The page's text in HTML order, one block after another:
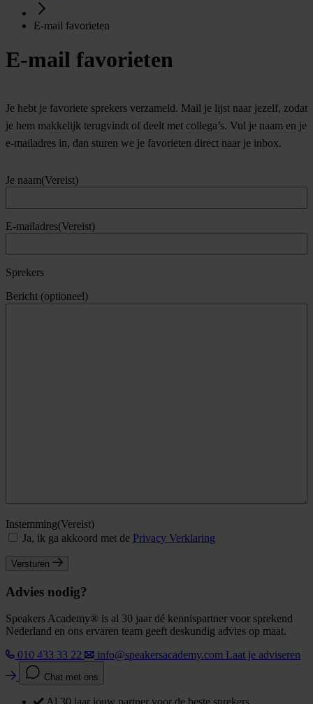
E-mail favorieten
E-mail favorieten
Je hebt je favoriete sprekers verzameld. Mail je lijst naar jezelf, zodat
je hem makkelijk terugvindt of deelt met collega’s. Vul je naam en je
e-mailadres in, dan sturen we je favorieten direct naar je inbox.
Je naam(Vereist)
E-mailadres(Vereist)
Sprekers
Bericht (optioneel)
Instemming(Vereist)
Ja, ik ga akkoord met de Privacy Verklaring
Versturen
Advies nodig?
Speakers Academy® is al 30 jaar dé kennispartner voor sprekend
Nederland en ons ervaren team geeft deskundig advies op maat.
010 433 33 22
info@speakersacademy.com Laat je adviseren
Chat met ons